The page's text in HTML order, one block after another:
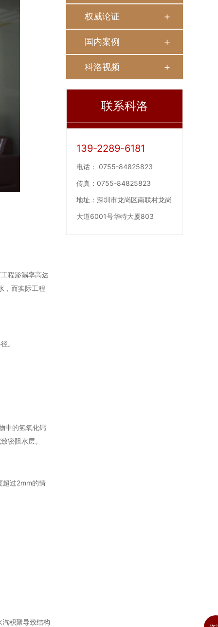
程渗漏率高达
，而实际工程
。
中的氢氧化钙
密阻水层。
超过2mm的情
积聚导致结构
权威论证
国内案例
科洛视频
联系科洛
139-2289-6181
电话： 0755-84825823
传真： 0755-84825823
地址： 深圳市龙岗区南联村龙岗
大道6001号华特大厦803